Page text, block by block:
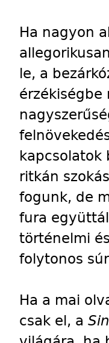
Ha nagyon
le, a
érzékiségbe
kapcsolatok
ritkán
fogunk, de
fura
történelmi
folytonos
Ha a mai
csak el, a